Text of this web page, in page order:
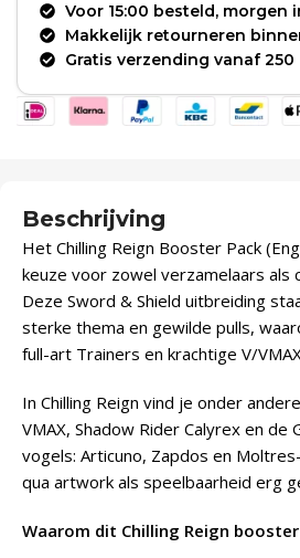
Voor 15:00 besteld, morgen
Makkelijk retourneren
Gratis verzending vanaf 250
Beschrijving
Het Chilling Reign Booster Pack
keuze voor zowel verzamelaars als
Deze Sword & Shield uitbreiding
sterke thema en gewilde pulls,
full-art Trainers en krachtige V/
In Chilling Reign vind je onder
VMAX, Shadow Rider Calyrex en de
vogels: Articuno, Zapdos en
qua artwork als speelbaarheid erg
Waarom dit Chilling Reign